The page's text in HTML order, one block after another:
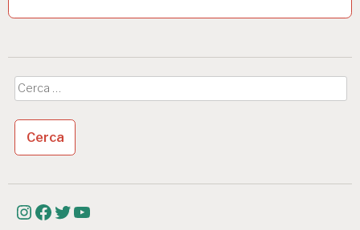
Ricerca
per:
Instagram
Facebook
Twitter
YouTube